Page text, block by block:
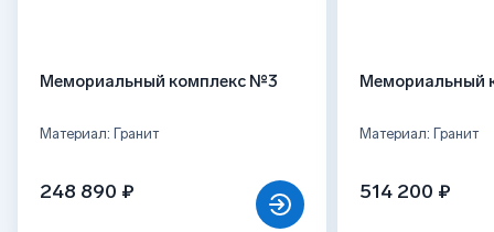
Мемориальный комплекс №3
Материал: Гранит
248 890 ₽
Мемориальный
Материал: Гранит
514 200 ₽